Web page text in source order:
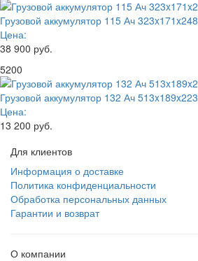
Грузовой аккумулятор 115 Ач 323x171x248
Цена:
38 900 руб.
5200
Грузовой аккумулятор 132 Ач 513x189x223
Цена:
13 200 руб.
Для клиентов
Информация о доставке
Политика конфиденциальности
Обработка персональных данных
Гарантии и возврат
О компании